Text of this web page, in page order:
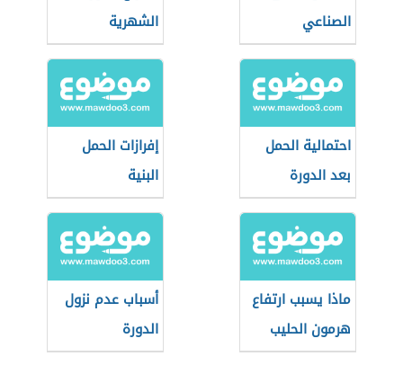
الصناعي
الشهرية
احتمالية الحمل
بعد الدورة
مباشرة
إفرازات الحمل
البنية
ماذا يسبب ارتفاع
هرمون الحليب
أسباب عدم نزول
الدورة